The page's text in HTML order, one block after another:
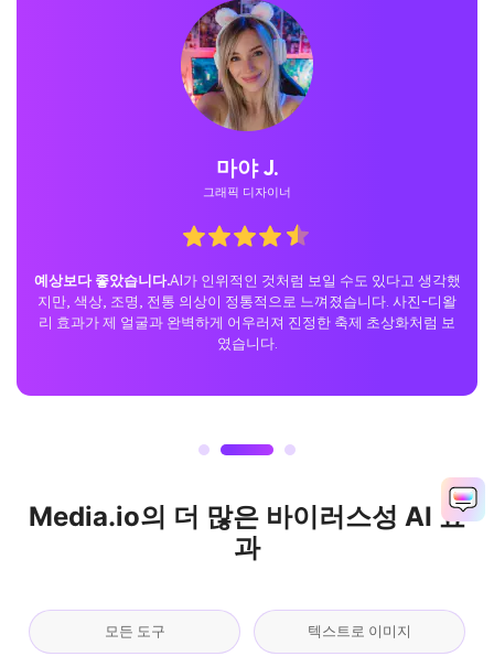
조던 P.
캐주얼 사용자
완벽한 틱톡 서프라이즈. 저는 복사 붙여넣기 프롬프트로 Gemini
Diwali 트렌드를 시도하고 결과를 TikTok에 공유했습니다. 반응은 놀
라웠습니다. 사람들은 영화 같은 빛을 좋아했고 진짜 전문적인 디왈
리 사진 촬영처럼 보인다고 말했습니다.
Media.io의 더 많은 바이러스성 AI 효
과
모든 도구 텍스트로 이미지